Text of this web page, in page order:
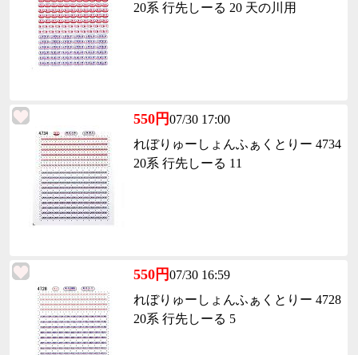
20系 行先しーる 20 天の川用
550円07/30 17:00
れぼりゅーしょんふぁくとりー 4734
20系 行先しーる 11
550円07/30 16:59
れぼりゅーしょんふぁくとりー 4728
20系 行先しーる 5